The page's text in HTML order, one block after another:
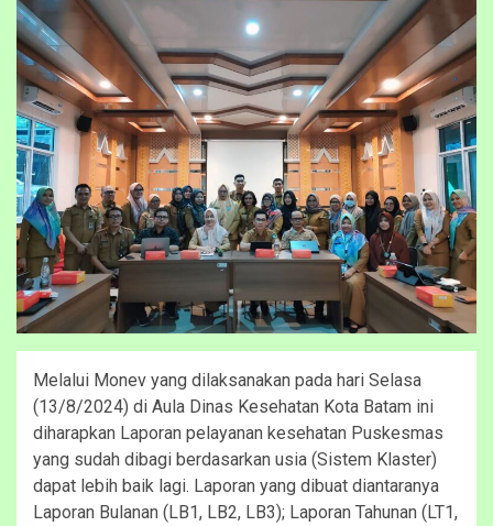
Melalui Monev yang dilaksanakan pada hari Selasa
(13/8/2024) di Aula Dinas Kesehatan Kota Batam ini
diharapkan Laporan pelayanan kesehatan Puskesmas
yang sudah dibagi berdasarkan usia (Sistem Klaster)
dapat lebih baik lagi. Laporan yang dibuat diantaranya
Laporan Bulanan (LB1, LB2, LB3); Laporan Tahunan (LT1,